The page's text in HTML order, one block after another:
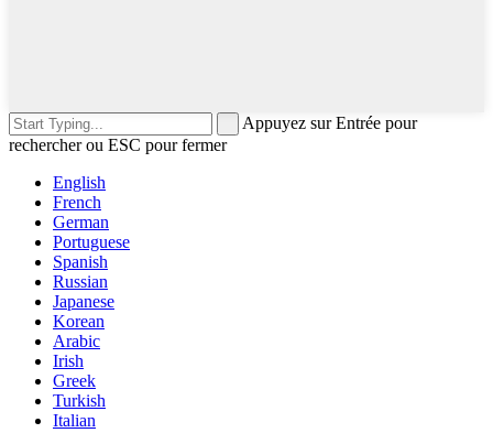
Appuyez sur Entrée pour
rechercher ou ESC pour fermer
English
French
German
Portuguese
Spanish
Russian
Japanese
Korean
Arabic
Irish
Greek
Turkish
Italian